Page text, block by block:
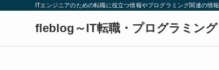
ITエンジニアのための転職に役立つ情報やプログラミング関連の情報
fleblog～IT転職・プログラミング